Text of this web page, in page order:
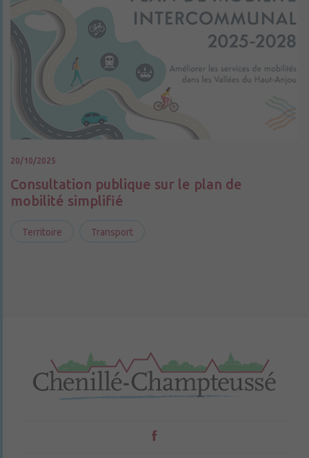
20/10/2025
Consultation publique sur le plan de
mobilité simplifié
Territoire Transport